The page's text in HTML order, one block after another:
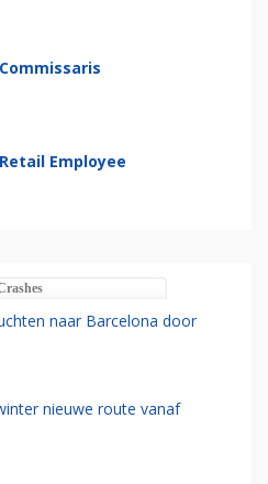
Commissaris
Retail Employee
naar Barcelona door
nieuwe route vanaf